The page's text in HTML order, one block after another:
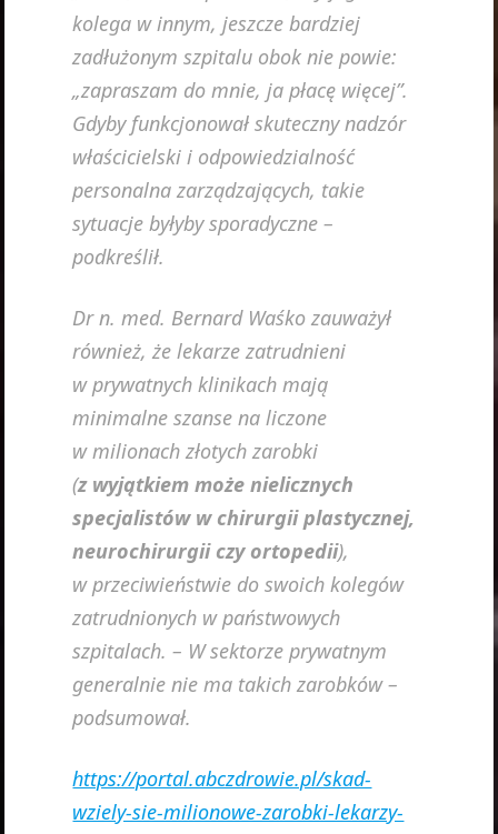
kolega w innym, jeszcze bardziej
zadłużonym szpitalu obok nie powie:
„zapraszam do mnie, ja płacę więcej”.
Gdyby funkcjonował skuteczny nadzór
właścicielski i odpowiedzialność
personalna zarządzających, takie
sytuacje byłyby sporadyczne –
podkreślił.
Dr n. med. Bernard Waśko zauważył
również, że lekarze zatrudnieni
w prywatnych klinikach mają
minimalne szanse na liczone
w milionach złotych zarobki
(z wyjątkiem może nielicznych
specjalistów w chirurgii plastycznej,
neurochirurgii czy ortopedii),
w przeciwieństwie do swoich kolegów
zatrudnionych w państwowych
szpitalach. – W sektorze prywatnym
generalnie nie ma takich zarobków –
podsumował.
https://portal.abczdrowie.pl/skad-
wziely-sie-milionowe-zarobki-lekarzy-